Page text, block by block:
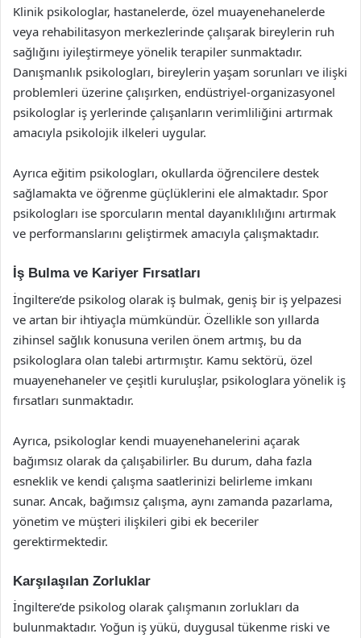
Klinik psikologlar, hastanelerde, özel muayenehanelerde
veya rehabilitasyon merkezlerinde çalışarak bireylerin ruh
sağlığını iyileştirmeye yönelik terapiler sunmaktadır.
Danışmanlık psikologları, bireylerin yaşam sorunları ve ilişki
problemleri üzerine çalışırken, endüstriyel-organizasyonel
psikologlar iş yerlerinde çalışanların verimliliğini artırmak
amacıyla psikolojik ilkeleri uygular.
Ayrıca eğitim psikologları, okullarda öğrencilere destek
sağlamakta ve öğrenme güçlüklerini ele almaktadır. Spor
psikologları ise sporcuların mental dayanıklılığını artırmak
ve performanslarını geliştirmek amacıyla çalışmaktadır.
İş Bulma ve Kariyer Fırsatları
İngiltere’de psikolog olarak iş bulmak, geniş bir iş yelpazesi
ve artan bir ihtiyaçla mümkündür. Özellikle son yıllarda
zihinsel sağlık konusuna verilen önem artmış, bu da
psikologlara olan talebi artırmıştır. Kamu sektörü, özel
muayenehaneler ve çeşitli kuruluşlar, psikologlara yönelik iş
fırsatları sunmaktadır.
Ayrıca, psikologlar kendi muayenehanelerini açarak
bağımsız olarak da çalışabilirler. Bu durum, daha fazla
esneklik ve kendi çalışma saatlerinizi belirleme imkanı
sunar. Ancak, bağımsız çalışma, aynı zamanda pazarlama,
yönetim ve müşteri ilişkileri gibi ek beceriler
gerektirmektedir.
Karşılaşılan Zorluklar
İngiltere’de psikolog olarak çalışmanın zorlukları da
bulunmaktadır. Yoğun iş yükü, duygusal tükenme riski ve